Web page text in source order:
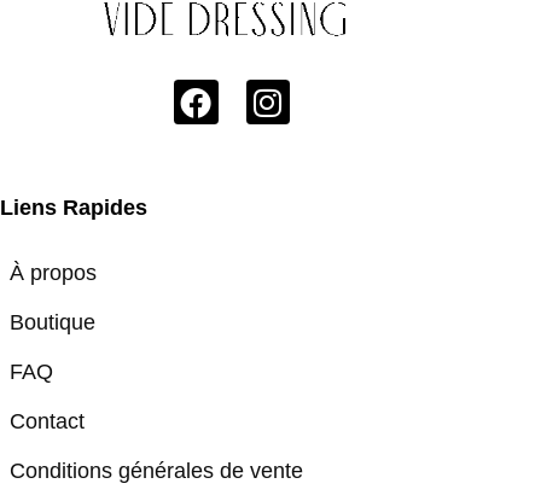
Liens Rapides
À propos
Boutique
FAQ
Contact
Conditions générales de vente